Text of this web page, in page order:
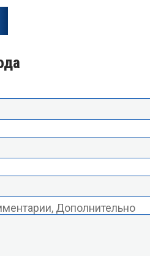
Дополнительно